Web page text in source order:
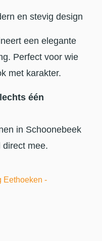
en stevig design
een elegante
Perfect voor wie
met karakter.
één
in Schoonebeek
direct mee.
Eethoeken -